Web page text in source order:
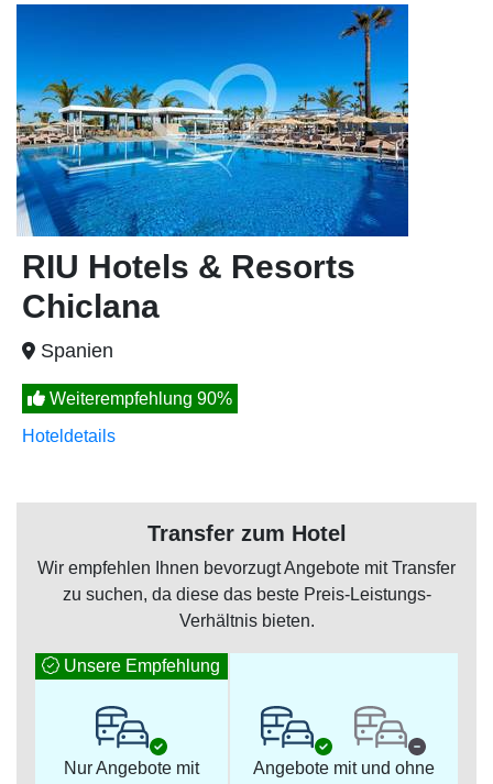
RIU Hotels & Resorts
Chiclana
Spanien
Weiterempfehlung 90%
Hoteldetails
Transfer zum Hotel
Wir empfehlen Ihnen bevorzugt Angebote mit Transfer
zu suchen, da diese das beste Preis-Leistungs-
Verhältnis bieten.
Unsere Empfehlung
Nur Angebote mit
Angebote mit und ohne